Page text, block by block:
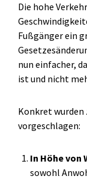
Die hohe
Fußgänger ein
nun einfacher,
ist und nicht
Konkret wurden
vorgeschlagen:
In Höhe von
sowohl